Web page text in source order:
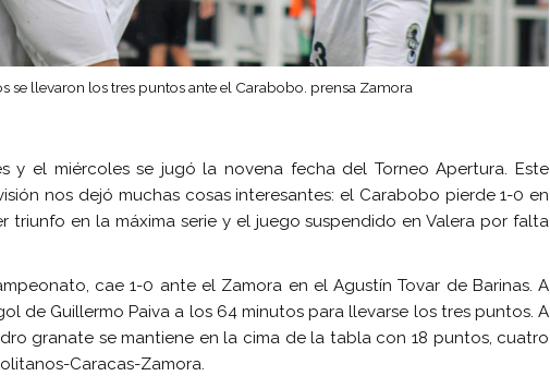
se llevaron los tres puntos ante el Carabobo. prensa Zamora
y el miércoles se jugó la novena fecha del Torneo Apertura. Este
nos dejó muchas cosas interesantes: el Carabobo pierde 1-0 en
triunfo en la máxima serie y el juego suspendido en Valera por falta
cae 1-0 ante el Zamora en el Agustín Tovar de Barinas. A
de Guillermo Paiva a los 64 minutos para llevarse los tres puntos. A
granate se mantiene en la cima de la tabla con 18 puntos, cuatro
Caracas-Zamora.